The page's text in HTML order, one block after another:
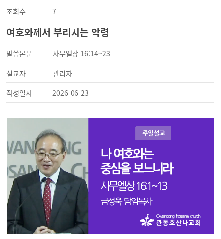
조회수 7
여호와께서 부리시는 악령
말씀본문
사무엘상 16:14~23
설교자
관리자
작성일자
2026-06-23